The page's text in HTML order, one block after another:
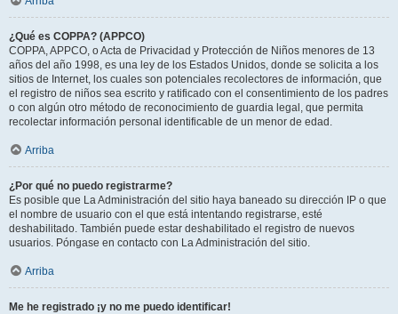
¿Qué es COPPA? (APPCO)
COPPA, APPCO, o Acta de Privacidad y Protección de Niños menores de 13
años del año 1998, es una ley de los Estados Unidos, donde se solicita a los
sitios de Internet, los cuales son potenciales recolectores de información, que
el registro de niños sea escrito y ratificado con el consentimiento de los padres
o con algún otro método de reconocimiento de guardia legal, que permita
recolectar información personal identificable de un menor de edad.
Arriba
¿Por qué no puedo registrarme?
Es posible que La Administración del sitio haya baneado su dirección IP o que
el nombre de usuario con el que está intentando registrarse, esté
deshabilitado. También puede estar deshabilitado el registro de nuevos
usuarios. Póngase en contacto con La Administración del sitio.
Arriba
Me he registrado ¡y no me puedo identificar!